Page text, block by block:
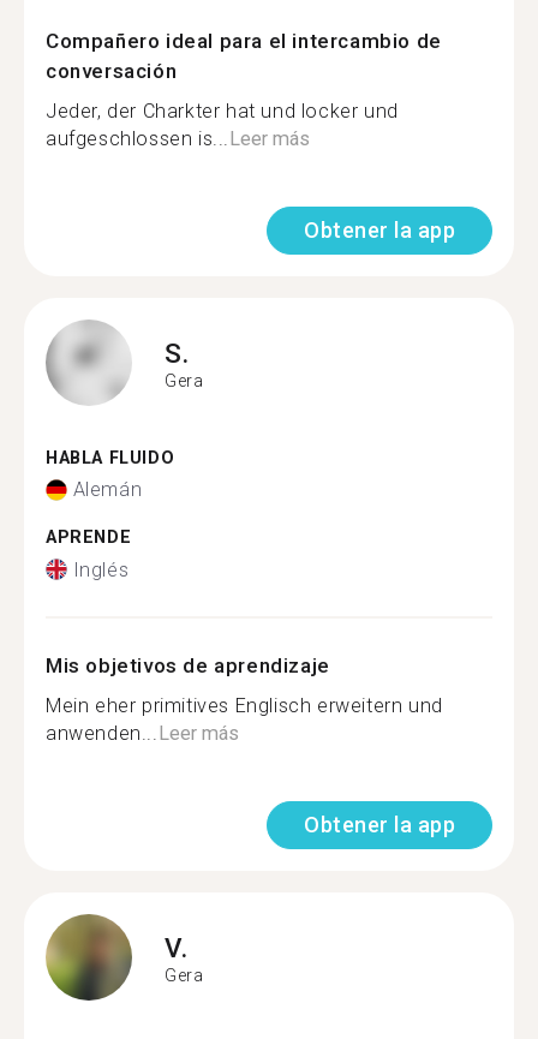
Compañero ideal para el intercambio de
conversación
Jeder, der Charkter hat und locker und
aufgeschlossen is... Leer más
Obtener la app
S.
Gera
HABLA FLUIDO
Alemán
APRENDE
Inglés
Mis objetivos de aprendizaje
Mein eher primitives Englisch erweitern und
anwenden... Leer más
Obtener la app
V.
Gera